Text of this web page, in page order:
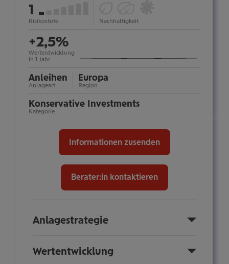
Risikostufe
1
von
7
Nachhaltigkeit
(Art.Investments
Wertentwicklung
in 1 Jahr
+2,5%
Anlageart
Anleihen
Region
Europa
Kategorie
Konservative Investments
Informationen zusenden
Berater:in kontaktieren
Anlagestrategie
Wertentwicklung